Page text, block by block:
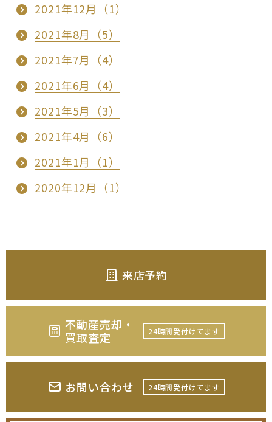
2021年12月（1）
2021年8月（5）
2021年7月（4）
2021年6月（4）
2021年5月（3）
2021年4月（6）
2021年1月（1）
2020年12月（1）
来店予約
不動産売却・
買取査定
24時間受付けてます
お問い合わせ 24時間受付けてます